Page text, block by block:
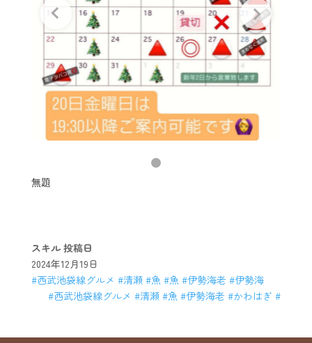
無題
スキル 投稿日
2024年12月19日
#西武池袋線グルメ #清瀬 #魚 #魚 #伊勢海老 #伊勢海
#西武池袋線グルメ #清瀬 #魚 #伊勢海老 #かわはぎ #